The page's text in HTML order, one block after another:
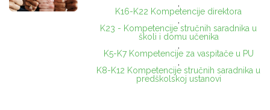
K16-K22 Kompetencije direktora
K23 - Kompetencije stručnih saradnika u
školi i domu učenika
K5-K7 Kompetencije za vaspitače u PU
K8-K12 Kompetencije stručnih saradnika u
predškolskoj ustanovi